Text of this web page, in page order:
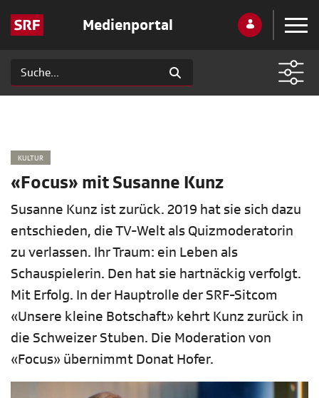
Medienportal
KULTUR
«Focus» mit Susanne Kunz
Susanne Kunz ist zurück. 2019 hat sie sich dazu
entschieden, die TV-Welt als Quizmoderatorin
zu verlassen. Ihr Traum: ein Leben als
Schauspielerin. Den hat sie hartnäckig verfolgt.
Mit Erfolg. In der Hauptrolle der SRF-Sitcom
«Unsere kleine Botschaft» kehrt Kunz zurück in
die Schweizer Stuben. Die Moderation von
«Focus» übernimmt Donat Hofer.